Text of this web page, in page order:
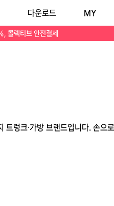
콜렉티브 안전결제
다운로드 MY
렁크·가방 브랜드입니다. 손으